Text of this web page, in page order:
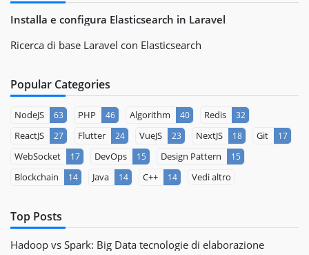
Installa e configura Elasticsearch in Laravel
Ricerca di base Laravel con Elasticsearch
Popular Categories
NodeJS 63 PHP 46 Algorithm 40 Redis 32
ReactJS 27 Flutter 24 VueJS 23 NextJS 18 Git 17
WebSocket 17 DevOps 15 Design Pattern 15
Blockchain 14 Java 14 C++ 14 Vedi altro
Top Posts
Hadoop vs Spark: Big Data tecnologie di elaborazione